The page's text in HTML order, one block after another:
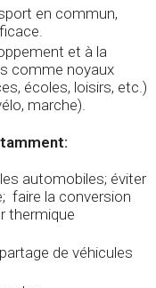
en commun,
et à la
comme noyaux
écoles, loisirs, etc.)
marche).
automobiles; éviter
faire la conversion
thermique
de véhicules